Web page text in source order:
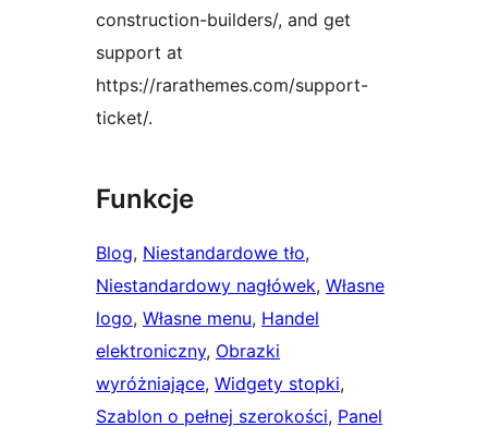
construction-builders/, and get
support at
https://rarathemes.com/support-
ticket/.
Funkcje
Blog, Niestandardowe tło
Niestandardowy nagłówek, Własne
logo, Własne menu, Handel
elektroniczny, Obrazki
wyróżniające, Widgety stopki
Szablon o pełnej szerokości, Panel